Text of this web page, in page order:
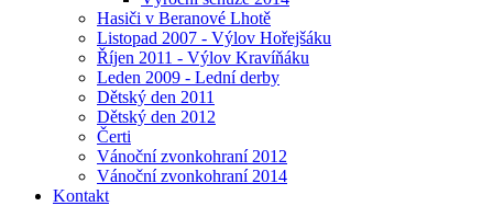
Hasiči v Beranové Lhotě
Listopad 2007 - Výlov Hořejšáku
Říjen 2011 - Výlov Kravíňáku
Leden 2009 - Lední derby
Dětský den 2011
Dětský den 2012
Čerti
Vánoční zvonkohraní 2012
Vánoční zvonkohraní 2014
Kontakt